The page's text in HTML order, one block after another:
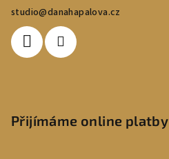
studio@danahapalova.cz
Přijímáme online platby